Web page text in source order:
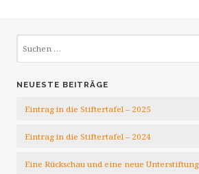
NEUESTE BEITRÄGE
Eintrag in die Stiftertafel – 2025
Eintrag in die Stiftertafel – 2024
Eine Rückschau und eine neue Unterstiftung